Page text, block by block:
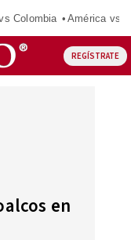
Colombia América vs
REGÍSTRATE
en